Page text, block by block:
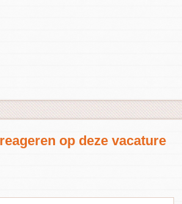
op deze vacature